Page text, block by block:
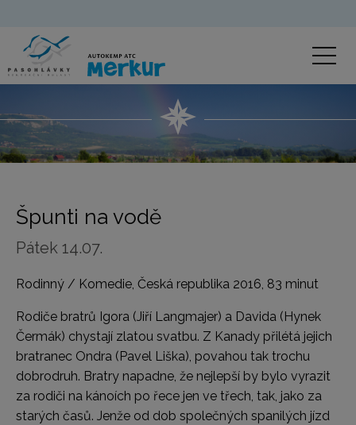
Špunti na vodě
Pátek 14.07.
Rodinný / Komedie, Česká republika 2016, 83 minut
Rodiče bratrů Igora (Jiří Langmajer) a Davida (Hynek
Čermák) chystají zlatou svatbu. Z Kanady přilétá jejich
bratranec Ondra (Pavel Liška), povahou tak trochu
dobrodruh. Bratry napadne, že nejlepší by bylo vyrazit
za rodiči na kánoích po řece jen ve třech, tak, jako za
starých časů. Jenže od dob společných spanilých jízd